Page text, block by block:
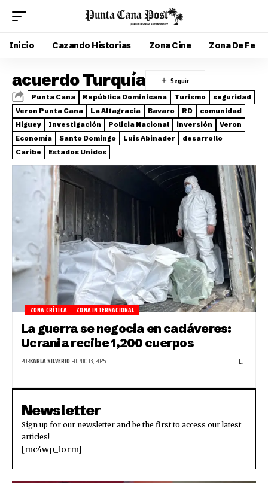
Inicio Cazando Historias Zona Cine Zona De Fe
acuerdo Turquía
Punta Cana República Dominicana Turismo
seguridad
Veron Punta Cana
La Altagracia Bavaro RD
comunidad
Higuey
Investigación Policia Nacional inversión
Veron
Economía
Santo Domingo Luis Abinader
desarrollo
Caribe
Estados Unidos
ZONA CRÍTICA ZONA INTERNACIONAL
La guerra se negocia en cadáveres:
Ucrania recibe 1,200 cuerpos
PORKARLA SILVERIO JUNIO 13, 2025
Newsletter
Sign up for our newsletter and be the first to access our latest
articles!
[mc4wp_form]